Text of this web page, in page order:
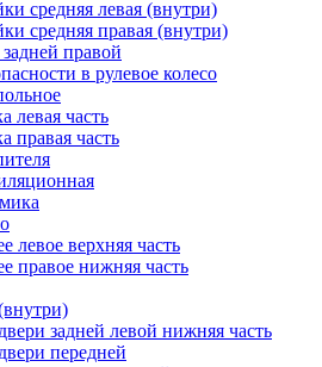
средняя левая (внутри)
средняя правая (внутри)
правой
в рулевое колесо
левая часть
правая часть
левое верхняя часть
правое нижняя часть
задней левой нижняя часть
передней